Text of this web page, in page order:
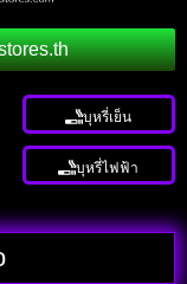
บุหรี่เย็น
บุหรี่ไฟฟ้า